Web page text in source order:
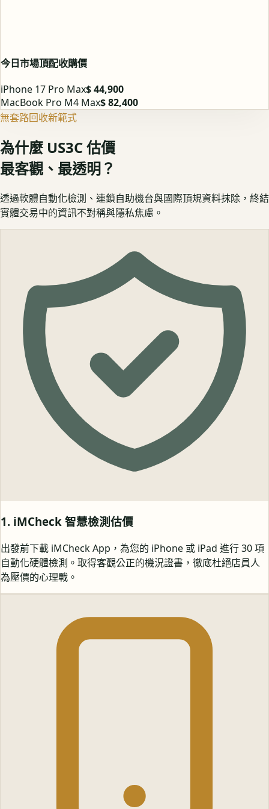
今日市場頂配收購價
iPhone 17 Pro Max$ 44,900
MacBook Pro M4 Max$ 82,400
無套路回收新範式
為什麼 US3C 估價
最客觀、最透明？
透過軟體自動化檢測、連鎖自助機台與國際頂規資料抹除，終結
實體交易中的資訊不對稱與隱私焦慮。
1. iMCheck 智慧檢測估價
出發前下載 iMCheck App，為您的 iPhone 或 iPad 進行 30 項
自動化硬體檢測。取得客觀公正的機況證書，徹底杜絕店員人
為壓價的心理戰。